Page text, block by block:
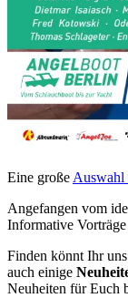
Eine großeAuswahl
Angefangen vom
Informative
Finden könnt Ihr
auch einige
Neuheiten für Euch